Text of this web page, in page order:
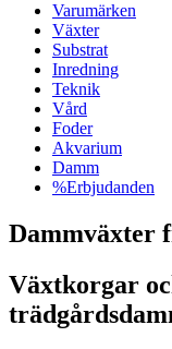
Varumärken
Växter
Substrat
Inredning
Teknik
Vård
Foder
Akvarium
Damm
%Erbjudanden
Dammväxter
Växtkorgar